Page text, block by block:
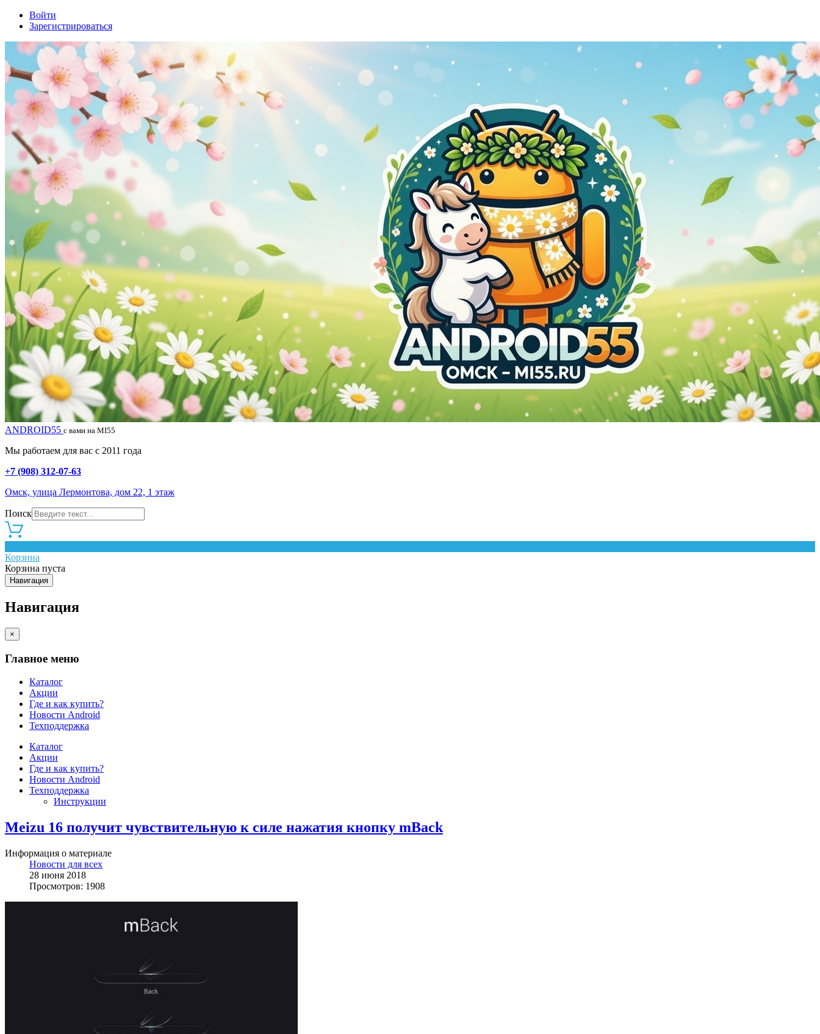
Войти
Зарегистрироваться
ANDROID55 с вами на MI55
Мы работаем для вас с 2011 года
+7 (908) 312-07-63
Омск, улица Лермонтова, дом 22, 1 этаж
Поиск
Корзина
Корзина пуста
Навигация
Навигация
×
Главное меню
Каталог
Акции
Где и как купить?
Новости Android
Техподдержка
Каталог
Акции
Где и как купить?
Новости Android
Техподдержка
Инструкции
Meizu 16 получит чувствительную к силе нажатия кнопку mBack
Информация о материале
Новости для всех
28 июня 2018
Просмотров: 1908